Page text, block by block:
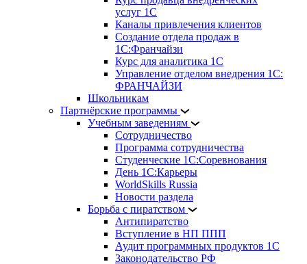
услуг 1С
Каналы привлечения клиентов
Создание отдела продаж в
1С:Франчайзи
Курс для аналитика 1С
Управление отделом внедрения 1С:
ФРАНЧАЙЗИ
Школьникам
Партнёрские программы
Учебным заведениям
Сотрудничество
Программа сотрудничества
Студенческие 1С:Соревнования
День 1С:Карьеры
WorldSkills Russia
Новости раздела
Борьба с пиратством
Антипиратство
Вступление в НП ППП
Аудит программных продуктов 1С
Законодательство РФ